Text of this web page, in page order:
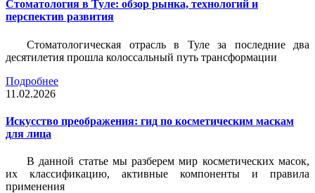
Стоматология в Туле: обзор рынка, технологий и
перспектив развития
Стоматологическая отрасль в Туле за последние два
десятилетия прошла колоссальный путь трансформации
Подробнее
11.02.2026
Искусство преображения: гид по косметическим маскам
для лица
В данной статье мы разберем мир косметических масок,
их классификацию, активные компоненты и правила
применения